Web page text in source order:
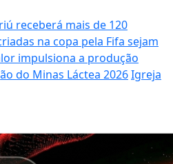
receberá mais de 120
na copa pela Fifa sejam
impulsiona a produção
do Minas Láctea 2026Igreja